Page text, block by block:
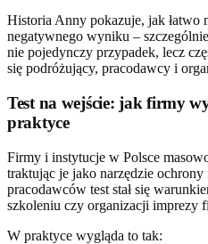
Historia Anny pokazuje, jak łatwo
negatywnego wyniku –
nie pojedynczy przypadek, lecz
się podróżujący, pracodawcy i
Test na wejście: jak firmy
praktyce
Firmy i instytucje w Polsce
traktując je jako narzędzie
pracodawców test stał się
szkoleniu czy organizacji imprezy
W praktyce wygląda to tak: